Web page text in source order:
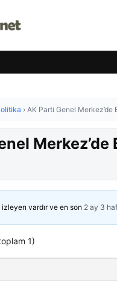
› AK Parti Genel
vardır ve en son 2 ay 3
1)